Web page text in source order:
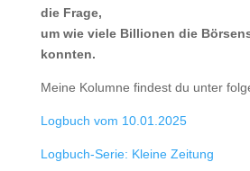
die Frage,
um wie viele Billionen die
konnten.
Meine Kolumne findest du unter
Logbuch vom 10.01.2025
Logbuch-Serie: Kleine Zeitung